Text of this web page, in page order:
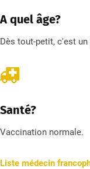
A quel âge?
Dès tout-petit, c'est un
Santé?
Vaccination normale.
Liste médecin